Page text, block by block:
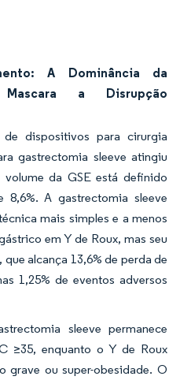
A Dominância da
a Disrupção
dispositivos para cirurgia
gastrectomia sleeve atingiu
volume da GSE está definido
A gastrectomia sleeve
mais simples e a menos
em Y de Roux, mas seu
alcança 13,6% de perda de
1,25% de eventos adversos
sleeve permanece
≥35, enquanto o Y de Roux
grave ou super-obesidade. O